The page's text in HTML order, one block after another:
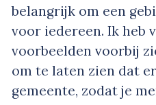
belangrijk om een
voor iedereen. Ik heb
voorbeelden voorbij
om te laten zien dat
gemeente, zodat je